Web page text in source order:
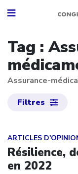
Tag :
Assurance-
Filtres
ARTICLES
Résilience,
en 2022